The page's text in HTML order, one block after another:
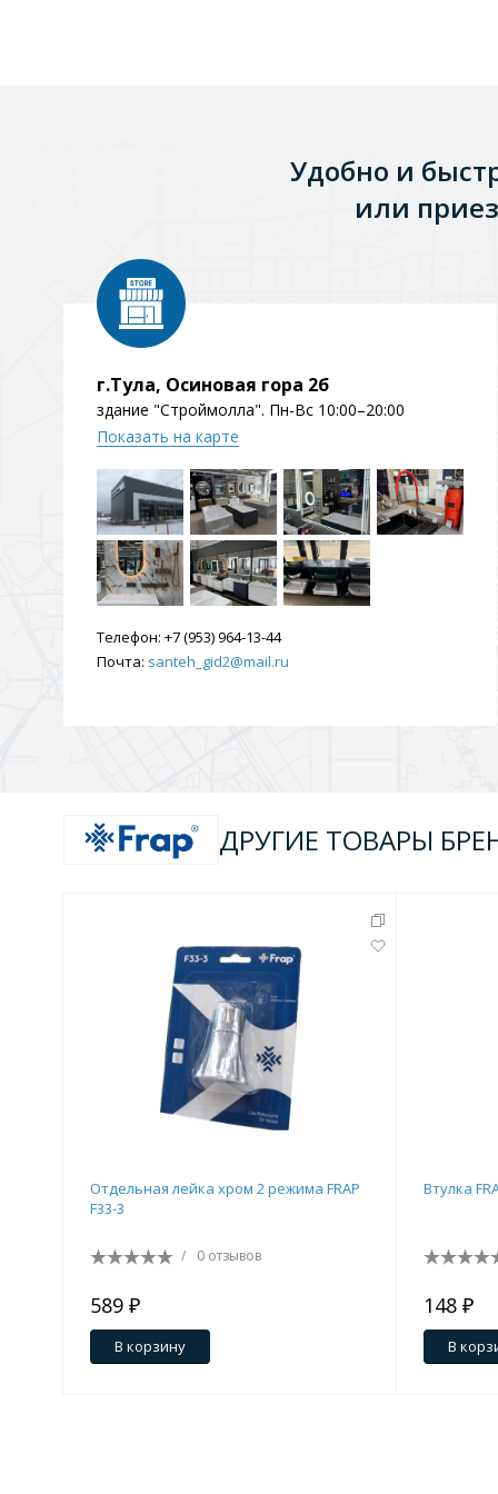
Зеркала с подсветкой
Комплектующие к поддонам
Душевые уголки и
3 категории
Двери и перегородки
Квадратные Комплектующие
Удобно и
или
г.Тула, Осиновая гора 2б
здание "Строймолла". Пн-Вс 10:00–20:00
Показать на карте
Телефон: +7 (953) 964-13-44
Почта: santeh_gid2@mail.ru
ДРУГИЕ ТОВАРЫ
Отдельная лейка хром 2 режима FRAP
F33-3
/ 0 отзывов
589 ₽
В корзину
Втулка
148 ₽
В